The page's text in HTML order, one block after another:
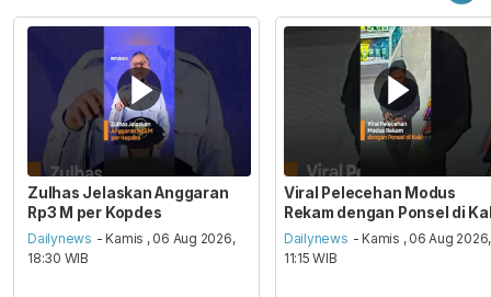
Zulhas Jelaskan Anggaran
Rp3 M per Kopdes
Dailynews - Kamis , 06 Aug 2026,
18:30 WIB
Viral Pelecehan Modus
Rekam dengan Ponsel di
Dailynews - Kamis , 06 Aug 2026,
11:15 WIB